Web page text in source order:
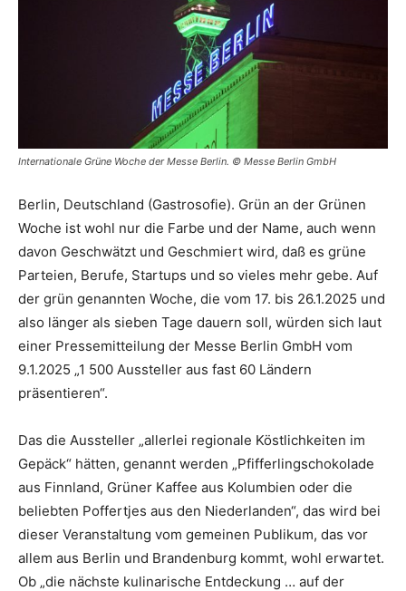
Internationale Grüne Woche der Messe Berlin. © Messe Berlin GmbH
Berlin, Deutschland (Gastrosofie). Grün an der Grünen
Woche ist wohl nur die Farbe und der Name, auch wenn
davon Geschwätzt und Geschmiert wird, daß es grüne
Parteien, Berufe, Startups und so vieles mehr gebe. Auf
der grün genannten Woche, die vom 17. bis 26.1.2025 und
also länger als sieben Tage dauern soll, würden sich laut
einer Pressemitteilung der Messe Berlin GmbH vom
9.1.2025 „1 500 Aussteller aus fast 60 Ländern
präsentieren“.
Das die Aussteller „allerlei regionale Köstlichkeiten im
Gepäck“ hätten, genannt werden „Pfifferlingschokolade
aus Finnland, Grüner Kaffee aus Kolumbien oder die
beliebten Poffertjes aus den Niederlanden“, das wird bei
dieser Veranstaltung vom gemeinen Publikum, das vor
allem aus Berlin und Brandenburg kommt, wohl erwartet.
Ob „die nächste kulinarische Entdeckung … auf der